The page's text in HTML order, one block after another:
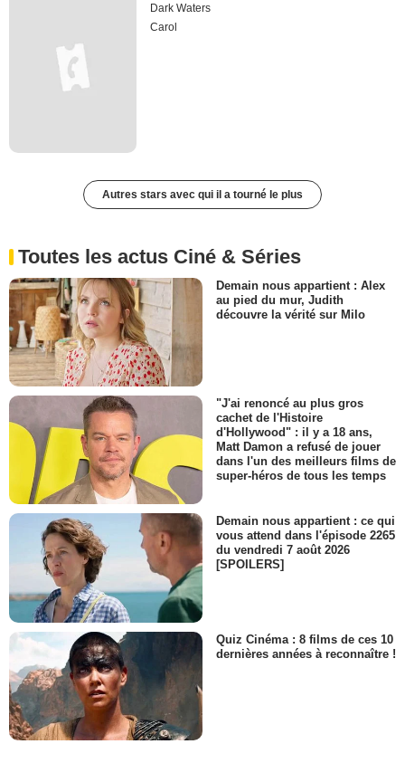
Dark Waters
Carol
Autres stars avec qui il a tourné le plus
Toutes les actus Ciné & Séries
Demain nous appartient : Alex
au pied du mur, Judith
découvre la vérité sur Milo
"J'ai renoncé au plus gros
cachet de l'Histoire
d'Hollywood" : il y a 18 ans,
Matt Damon a refusé de jouer
dans l'un des meilleurs films de
super-héros de tous les temps
Demain nous appartient : ce qui
vous attend dans l'épisode 2265
du vendredi 7 août 2026
[SPOILERS]
Quiz Cinéma : 8 films de ces 10
dernières années à reconnaître !